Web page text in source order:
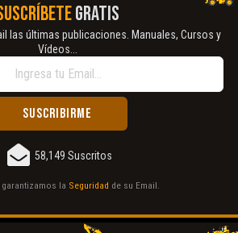
GRATIS
las últimas publicaciones. Manuales, Cursos y
Vídeos...
58,149 Suscritos
garantizamos la Seguridad de su Email.